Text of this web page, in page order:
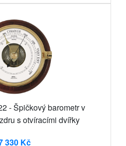
- Špičkový barometr v
s otvíracími dvířky
330 Kč